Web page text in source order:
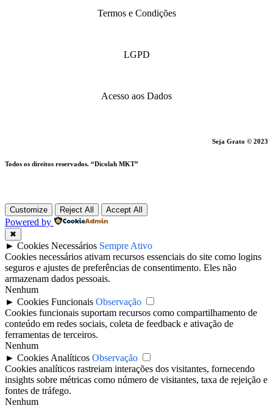
Termos e Condições
LGPD
Acesso aos Dados
Seja Grato © 2023
Todos os direitos reservados. “Dicolah MKT”
Customize Reject All Accept All
Powered by
✖
► Cookies Necessários Sempre Ativo
Cookies necessários ativam recursos essenciais do site como logins
seguros e ajustes de preferências de consentimento. Eles não
armazenam dados pessoais.
Nenhum
► Cookies Funcionais Observação
Cookies funcionais suportam recursos como compartilhamento de
conteúdo em redes sociais, coleta de feedback e ativação de
ferramentas de terceiros.
Nenhum
► Cookies Analíticos Observação
Cookies analíticos rastreiam interações dos visitantes, fornecendo
insights sobre métricas como número de visitantes, taxa de rejeição e
fontes de tráfego.
Nenhum